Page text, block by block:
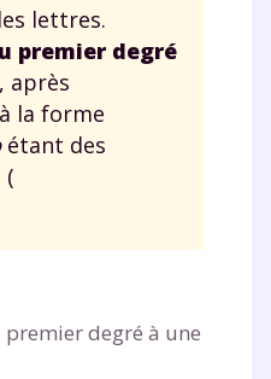
lettres.
premier degré
après
la forme
étant des
(
degré à une